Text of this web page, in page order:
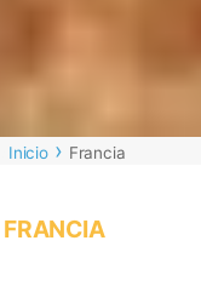
Inicio Francia
FRANCIA